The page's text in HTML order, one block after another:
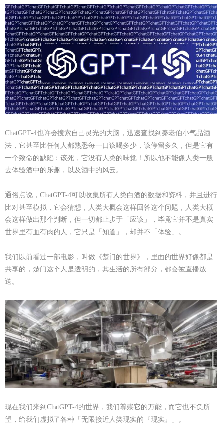
ChatGPT-4也许会搜索自己灵光的大脑，迅速查找到秦老伯小气品酒
法，它甚至比任何人都熟悉每一口该喝多少，该停留多久，但是它有
一个致命的缺陷：该死，它没有人类的味觉！所以他不能像人类一般
去体验酒中的乐趣，以及酒中的风云。
通俗点说， ChatGPT-4可以收集所有人类白酒的数据和资料，并且进行
比对甚至模拟，它会猜想，人类大概会这样回答这个问题，人类大概
会这样做出那个判断，但一切都止步于「应该」，毕竟它并不是真实
世界里有血有肉的人，它只是「知道」，却并不「体验」。
我们以前看过一部电影，叫做《楚门的世界》，里面的世界好像都是
共享的，楚门这个人是透明的，其生活的所有部分，都会被直播放
送。
现在我们来到 ChatGPT-4的世界，我们尊崇它的万能，而它也不负所
望，给我们虚拟了各种「无限接近人类现实的『现实』」。